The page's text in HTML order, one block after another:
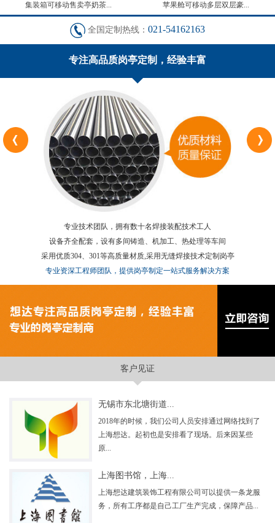
集装箱可移动售卖亭奶茶... 苹果舱可移动多层双层豪...
全国定制热线： 021-54162163
专注高品质岗亭定制，经验丰富
专业技术团队，拥有数十名焊接装配技术工人
设备齐全配套，设有多间铸造、机加工、热处理等车间
采用优质304、301等高质量材质,采用无缝焊接技术定制岗亭
专业资深工程师团队，提供岗亭制定一站式服务解决方案
客户见证
无锡市东北塘街道...
2018年的时候，我们公司人员安排通过网络找到了
上海想达。起初也是安排看了现场。后来因某些
原...
上海图书馆，上海...
上海想达建筑装饰工程有限公司可以提供一条龙服
务，所有工序都是自己工厂生产完成，保障产品...